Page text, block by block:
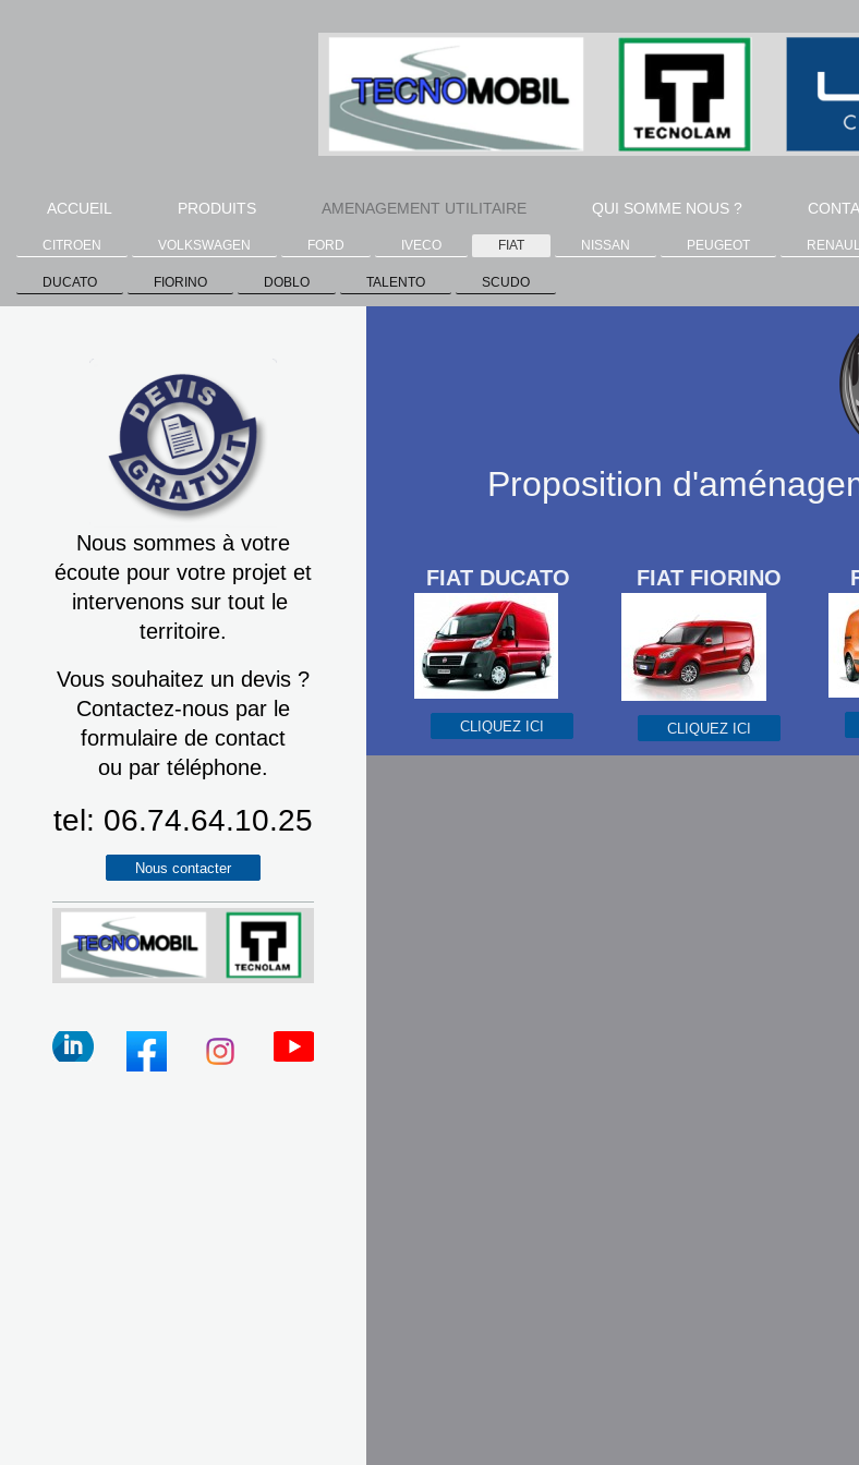
ACCUEIL PRODUITS AMENAGEMENT UTILITAIRE QUI SOMME NOUS ?
CITROEN VOLKSWAGEN FORD IVECO FIAT NISSAN PEUGEOT
DUCATO FIORINO DOBLO TALENTO SCUDO
Proposition
FIAT DUCATO
CLIQUEZ ICI
FIAT FIORINO
CLIQUEZ ICI
Nous sommes à votre
écoute pour votre projet et
intervenons sur tout le
territoire.
Vous souhaitez un devis ?
Contactez-nous par le
formulaire de contact
ou par téléphone.
tel: 06.74.64.10.25
Nous contacter